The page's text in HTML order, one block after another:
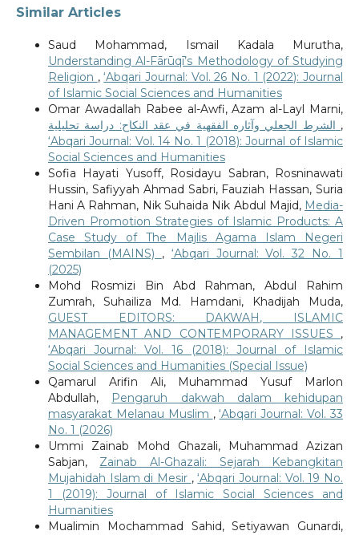
Similar Articles
Saud Mohammad, Ismail Kadala Murutha,
Understanding Al-Fārūqī’s Methodology of Studying
Religion ,‘Abqari Journal: Vol. 26 No. 1 (2022): Journal
of Islamic Social Sciences and Humanities
Omar Awadallah Rabee al-Awfi, Azam al-Layl Marni,
,
‘Abqari Journal: Vol. 14 No. 1 (2018): Journal of Islamic
Social Sciences and Humanities
Sofia Hayati Yusoff, Rosidayu Sabran, Rosninawati
Hussin, Safiyyah Ahmad Sabri, Fauziah Hassan, Suria
Hani A Rahman, Nik Suhaida Nik Abdul Majid, Media-
Driven Promotion Strategies of Islamic Products: A
Case Study of The Majlis Agama Islam Negeri
Sembilan (MAINS) , ‘Abqari Journal: Vol. 32 No. 1
(2025)
Mohd Rosmizi Bin Abd Rahman, Abdul Rahim
Zumrah, Suhailiza Md. Hamdani, Khadijah Muda,
GUEST EDITORS: DAKWAH, ISLAMIC
MANAGEMENT AND CONTEMPORARY ISSUES ,
‘Abqari Journal: Vol. 16 (2018): Journal of Islamic
Social Sciences and Humanities (Special Issue)
Qamarul Arifin Ali, Muhammad Yusuf Marlon
Abdullah,
Pengaruh dakwah dalam kehidupan
masyarakat Melanau Muslim ,‘Abqari Journal: Vol. 33
No. 1 (2026)
Ummi Zainab Mohd Ghazali, Muhammad Azizan
Sabjan, Zainab Al-Ghazali: Sejarah Kebangkitan
Mujahidah Islam di Mesir ,‘Abqari Journal: Vol. 19 No.
1 (2019): Journal of Islamic Social Sciences and
Humanities
Mualimin Mochammad Sahid, Setiyawan Gunardi,